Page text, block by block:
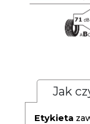
Jak
Etykieta